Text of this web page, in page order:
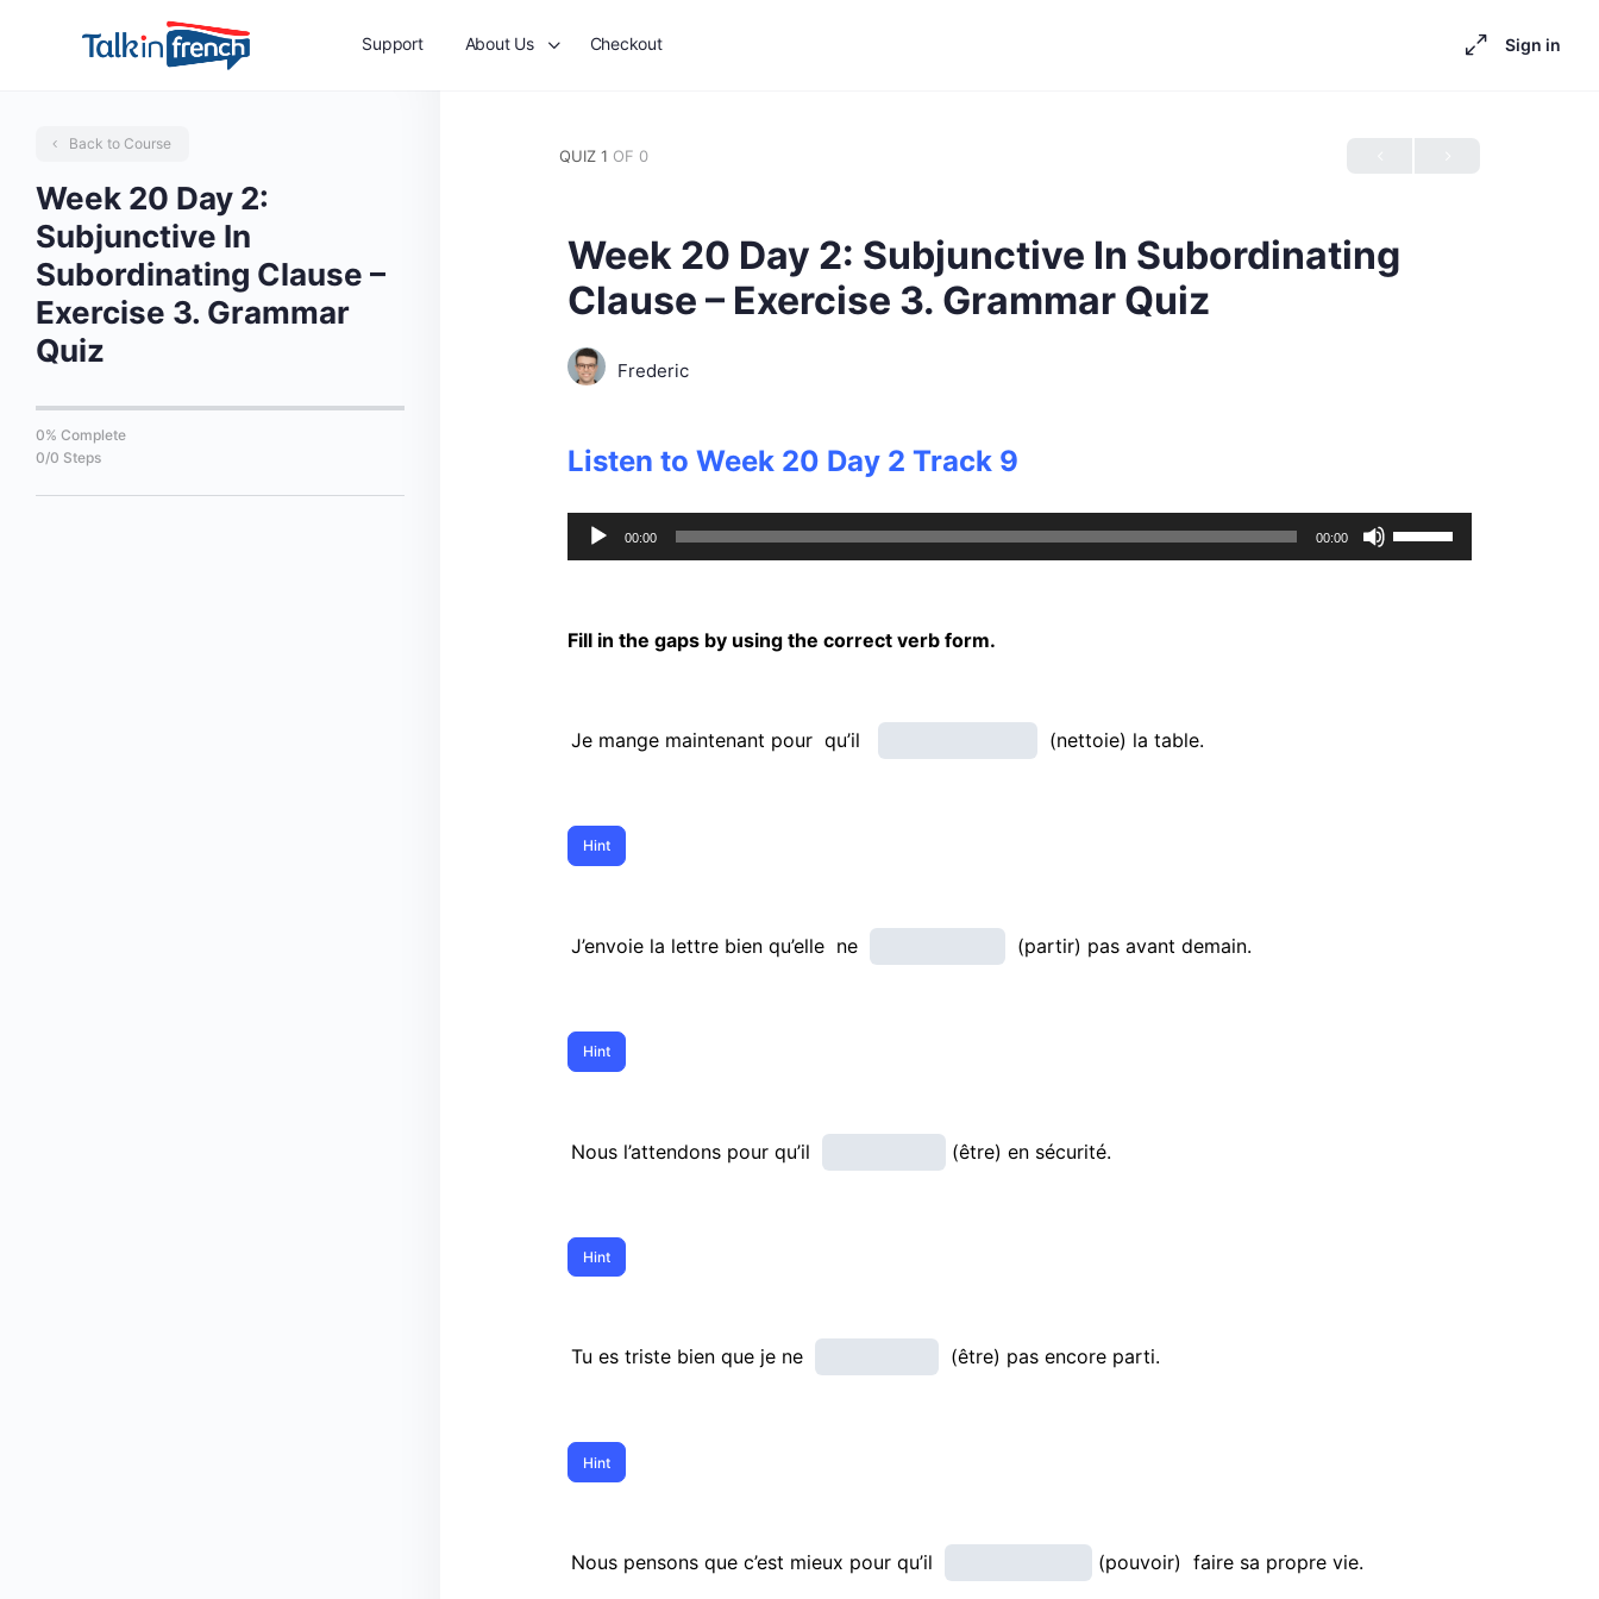
Support About Us Checkout Sign in
Back to Course
Week 20 Day 2:
Subjunctive In
Subordinating Clause –
Exercise 3. Grammar
Quiz
0% Complete
0/0 Steps
QUIZ 1 OF 0
Week 20 Day 2: Subjunctive In Subordinating
Clause – Exercise 3. Grammar Quiz
Frederic
Listen to Week 20 Day 2 Track 9
Audio
Player
00:00 00:00
Use
Up/Down
Fill in the gaps by using the correct verb form.
Je mange maintenant pour qu’il (nettoie) la table.
J’envoie la lettre bien qu’elle ne (partir) pas avant demain.
Nous l’attendons pour qu’il (être) en sécurité.
Tu es triste bien que je ne (être) pas encore parti.
Nous pensons que c’est mieux pour qu’il (pouvoir) faire sa propre vie.